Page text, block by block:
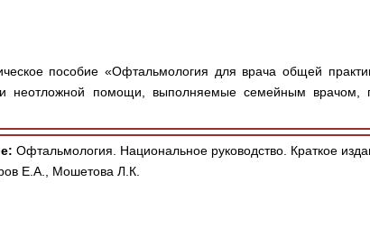
пособие «Офтальмология для врача общей
неотложной помощи, выполняемые семейным врачом,
Офтальмология. Национальное руководство. Краткое
Е.А., Мошетова Л.К.